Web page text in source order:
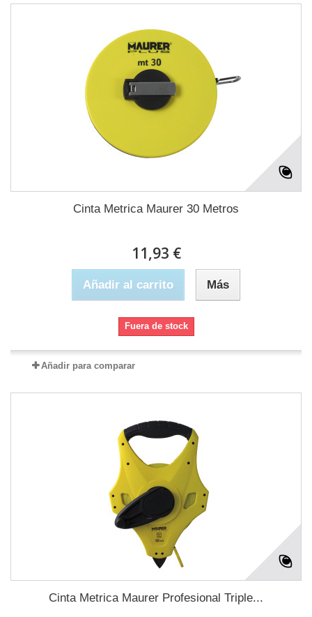
Cinta Metrica Maurer 30 Metros
11,93 €
Añadir al carrito Más
Fuera de stock
Añadir para comparar
Cinta Metrica Maurer Profesional Triple...